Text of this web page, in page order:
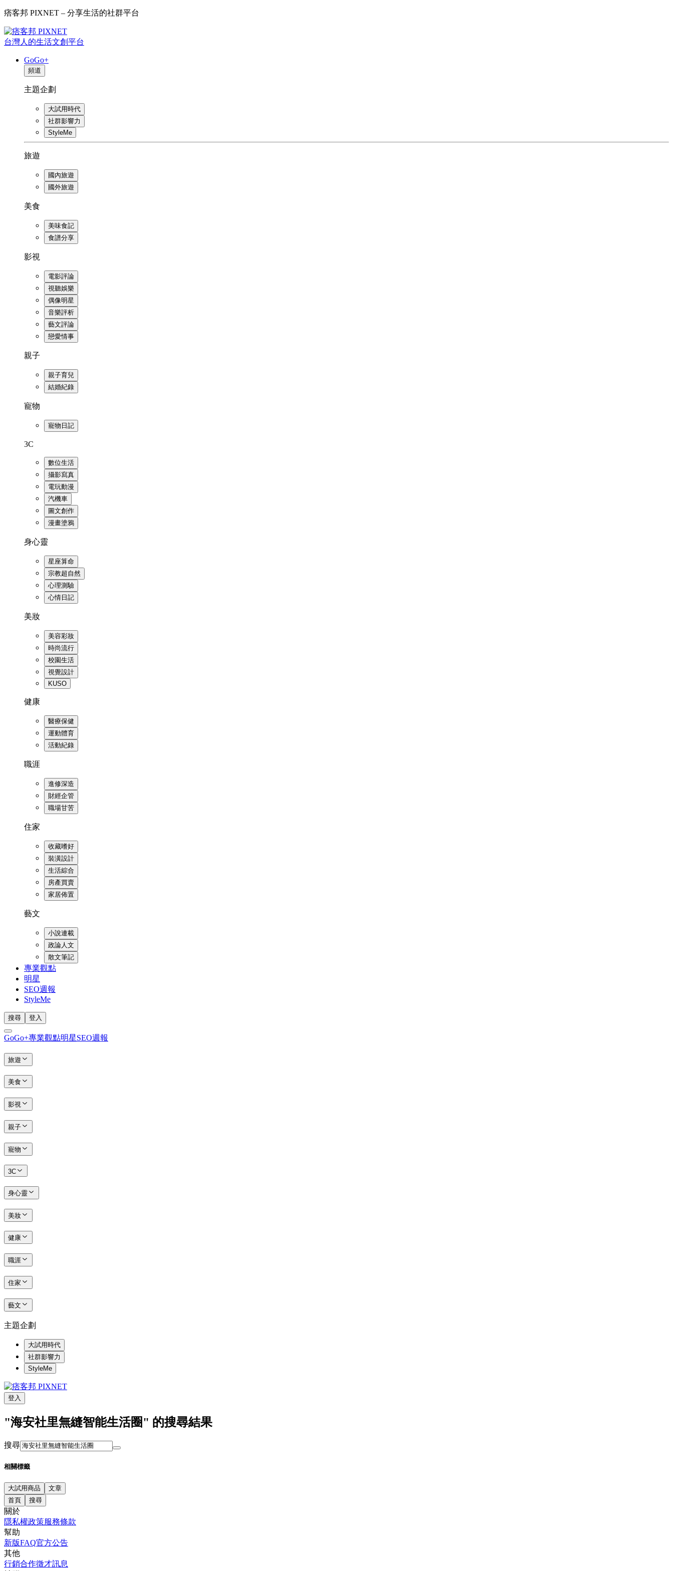
痞客邦 PIXNET – 分享生活的社群平台
台灣人的生活文創平台
GoGo+
頻道
主題企劃
大試用時代
社群影響力
StyleMe
旅遊
國內旅遊
國外旅遊
美食
美味食記
食譜分享
影視
電影評論
視聽娛樂
偶像明星
音樂評析
藝文評論
戀愛情事
親子
親子育兒
結婚紀錄
寵物
寵物日記
3C
數位生活
攝影寫真
電玩動漫
汽機車
圖文創作
漫畫塗鴉
身心靈
星座算命
宗教超自然
心理測驗
心情日記
美妝
美容彩妝
時尚流行
校園生活
視覺設計
KUSO
健康
醫療保健
運動體育
活動紀錄
職涯
進修深造
財經企管
職場甘苦
住家
收藏嗜好
裝潢設計
生活綜合
房產買賣
家居佈置
藝文
小說連載
政論人文
散文筆記
專業觀點
明星
SEO週報
StyleMe
搜尋 登入
GoGo+專業觀點明星SEO週報
旅遊
美食
影視
親子
寵物
3C
身心靈
美妝
健康
職涯
住家
藝文
主題企劃
大試用時代
社群影響力
StyleMe
登入
"海安社里無縫智能生活圈" 的搜尋結果
搜尋
相關標籤
大試用商品
文章
首頁
搜尋
關於
隱私權政策服務條款
幫助
新版FAQ官方公告
其他
行銷合作徵才訊息